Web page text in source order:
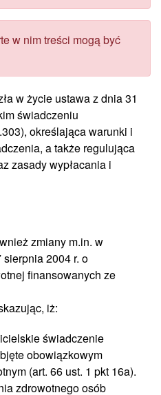
w nim treści mogą być
w życie ustawa z dnia 31
świadczeniu
określająca warunki i
a także regulująca
zasady wypłacania i
zmiany m.in. w
2004 r. o
finansowanych ze
iż:
świadczenie
obowiązkowym
(art. 66 ust. 1 pkt 16a).
zdrowotnego osób